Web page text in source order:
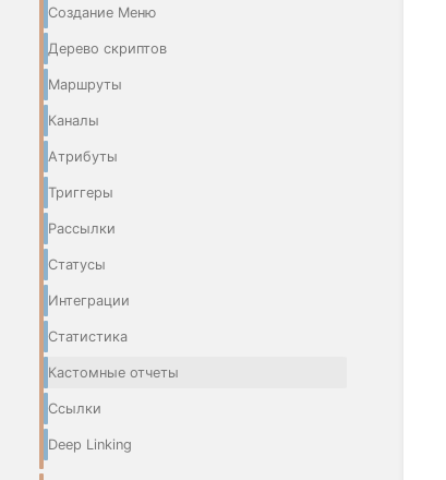
Создание Меню
Дерево скриптов
Маршруты
Каналы
Атрибуты
Триггеры
Рассылки
Статусы
Интеграции
Статистика
Кастомные отчеты
Ссылки
Deep Linking